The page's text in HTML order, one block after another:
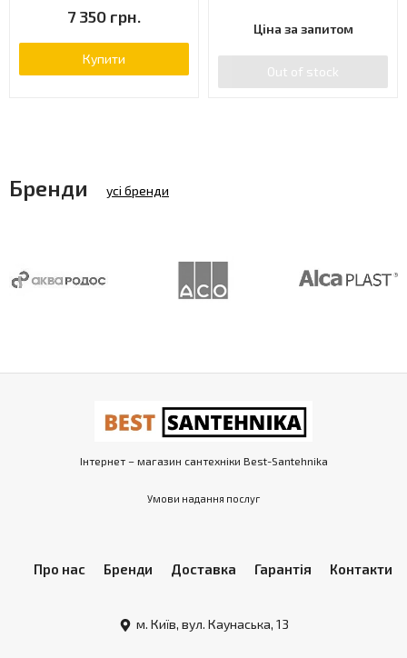
7 350 грн.
Купити
Ціна за запитом
Out of stock
Бренди усі бренди
Інтернет – магазин сантехніки Best-Santehnika
Умови надання послуг
Про нас Бренди Доставка Гарантія Контакти
м. Київ, вул. Каунаська, 13